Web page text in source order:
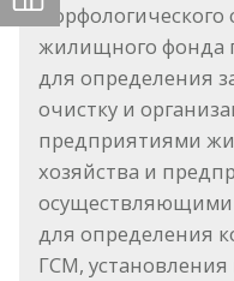
морфологического
жилищного фонда
для определения
очистку и
предприятиями
хозяйства и
осуществляющими
для определения
ГСМ,